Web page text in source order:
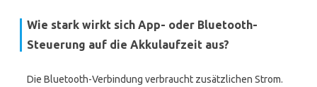
Wie stark wirkt sich App- oder Bluetooth-
Steuerung auf die Akkulaufzeit aus?
Die Bluetooth-Verbindung verbraucht zusätzlichen Strom.